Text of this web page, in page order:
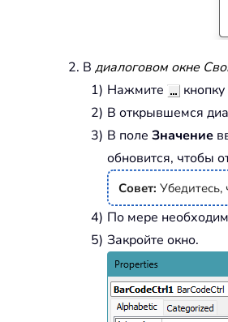
В диалоговом окне
Нажмите
В открывшемся
В поле Значение
обновится, чтобы
Совет: Убедитесь,
По мере
Закройте окно.